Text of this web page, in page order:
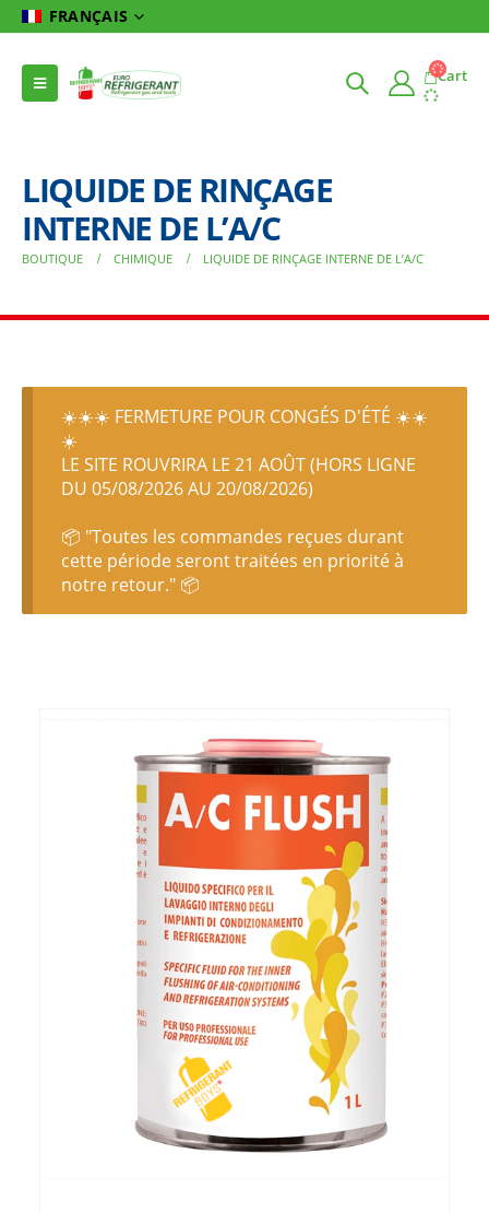
FRANÇAIS
Cart
LIQUIDE DE RINÇAGE
INTERNE DE L’A/C
BOUTIQUE CHIMIQUE LIQUIDE DE RINÇAGE INTERNE DE L’A/C
☀️☀️☀️ FERMETURE POUR CONGÉS D'ÉTÉ ☀️☀️
☀️
LE SITE ROUVRIRA LE 21 AOÛT (HORS LIGNE
DU 05/08/2026 AU 20/08/2026)
📦 "Toutes les commandes reçues durant
cette période seront traitées en priorité à
notre retour." 📦